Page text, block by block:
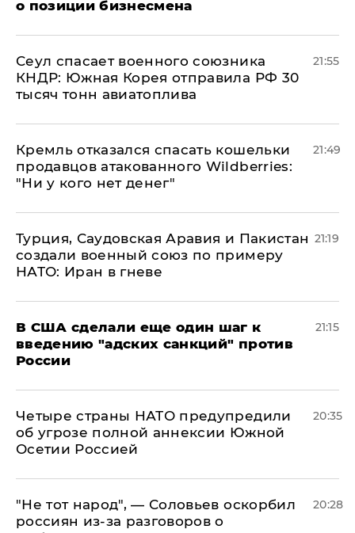
о позиции бизнесмена
​Сеул спасает военного союзника
КНДР: Южная Корея отправила РФ 30
тысяч тонн авиатоплива
21:55
Кремль отказался спасать кошельки
продавцов атакованного Wildberries:
"Ни у кого нет денег"
21:49
Турция, Саудовская Аравия и Пакистан
создали военный союз по примеру
НАТО: Иран в гневе
21:19
В США сделали еще один шаг к
введению "адских санкций" против
России
21:15
Четыре страны НАТО предупредили
об угрозе полной аннексии Южной
Осетии Россией
20:35
​"Не тот народ", — Соловьев оскорбил
россиян из-за разговоров о
20:28